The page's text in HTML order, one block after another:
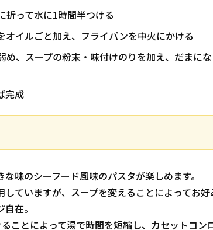
折って水に1時間半つける
イルごと加え、フライパンを中火にかける
、スープの粉末・味付けのりを加え、だまに
完成
味のシーフード風味のパスタが楽しめます。
ていますが、スープを変えることによってお好
在。
ことによって湯で時間を短縮し、カセットコン